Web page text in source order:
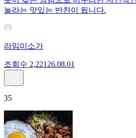
놀라는 맛있는 반찬이 됩니다.
라임미소가
조회수 2,221 26.08.01
35